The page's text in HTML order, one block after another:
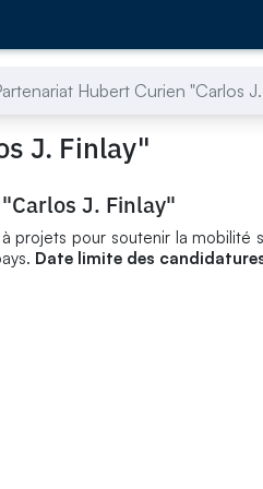
Hubert Curien "Carlos
J. Finlay"
J. Finlay"
projets pour soutenir la
Date limite des